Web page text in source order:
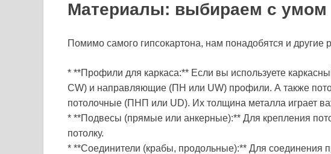
Материалы: выбираем с умом
Помимо самого гипсокартона, нам понадобятся и другие
* **Профили для каркаса:** Если вы используете
CW) и направляющие (ПН или UW) профили. А также
потолочные (ПНП или UD). Их толщина металла играет
* **Подвесы (прямые или анкерные):** Для крепления
потолку.
* **Соединители (крабы, продольные):** Для соединения